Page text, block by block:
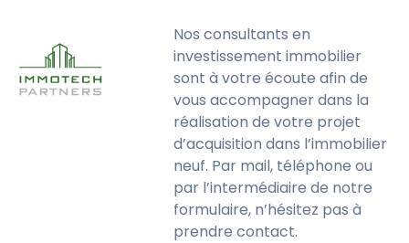
Nos consultants en
investissement immobilier
sont à votre écoute afin de
vous accompagner dans la
réalisation de votre projet
d’acquisition dans l’immobilier
neuf. Par mail, téléphone ou
par l’intermédiaire de notre
formulaire, n’hésitez pas à
prendre contact.